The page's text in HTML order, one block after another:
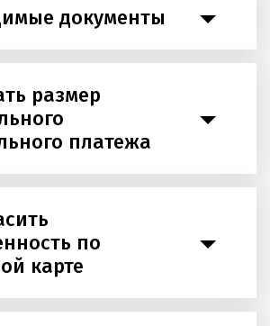
документы
размер
платежа
по
карте